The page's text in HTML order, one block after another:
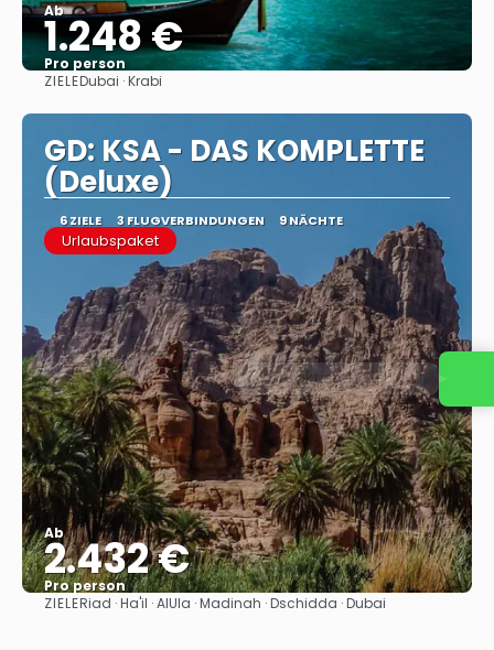
Ab
1.248 €
Pro person
ZIELEDubai · Krabi
GD: KSA - DAS KOMPLETTE
(Deluxe)
6 ZIELE 3 FLUGVERBINDUNGEN 9 NÄCHTE
Urlaubspaket
Ab
2.432 €
Pro person
Sehen
ZIELERiad · Ha'il · AlUla · Madinah · Dschidda · Dubai
Kontaktieren Sie uns